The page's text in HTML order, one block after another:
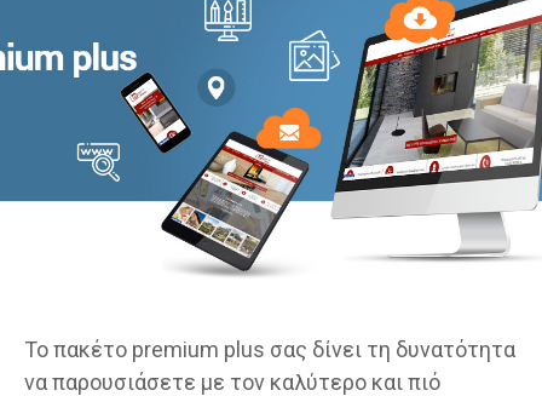
ΠΑΚΈΤΟ PREMIUM PLUS
Το πακέτο premium plus σας δίνει τη δυνατότητα
να παρουσιάσετε με τον καλύτερο και πιό